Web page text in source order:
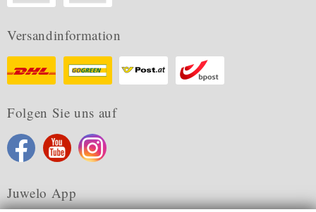
Versandinformation
Folgen Sie uns auf
Juwelo App